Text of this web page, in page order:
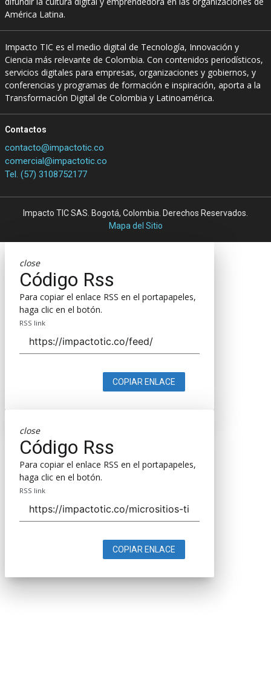
América Latina.
Impacto TIC es el medio digital de Tecnología, Innovación y
Ciencia más relevante de Colombia. Con contenidos periodísticos,
servicios digitales para empresas, organizaciones y gobiernos, y
conferencias y programas de formación e inspiración, aporta a la
Transformación Digital de Colombia y Latinoamérica.
Contactos
contacto@impactotic.co
comercial@impactotic.co
Tel. (57) 3108752177
Impacto TIC SAS. Bogotá, Colombia. Derechos Reservados.
Mapa del Sitio
close
Código Rss
Para copiar el enlace RSS en el portapapeles,
haga clic en el botón.
RSS link
COPIAR ENLACE
close
Código Rss
Para copiar el enlace RSS en el portapapeles,
haga clic en el botón.
RSS link
COPIAR ENLACE